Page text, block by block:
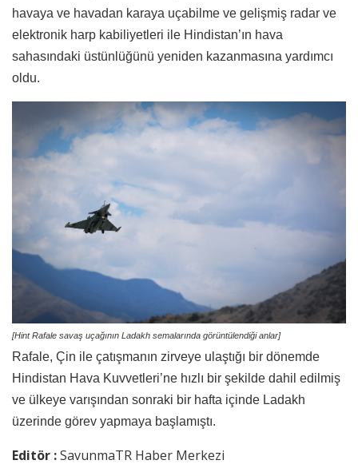
havaya ve havadan karaya uçabilme ve gelişmiş radar ve
elektronik harp kabiliyetleri ile Hindistan’ın hava
sahasındaki üstünlüğünü yeniden kazanmasına yardımcı
oldu.
[Hint Rafale savaş uçağının Ladakh semalarında görüntülendiği anlar]
Rafale, Çin ile çatışmanın zirveye ulaştığı bir dönemde
Hindistan Hava Kuvvetleri’ne hızlı bir şekilde dahil edilmiş
ve ülkeye varışından sonraki bir hafta içinde Ladakh
üzerinde görev yapmaya başlamıştı.
Editör :SavunmaTR Haber Merkezi